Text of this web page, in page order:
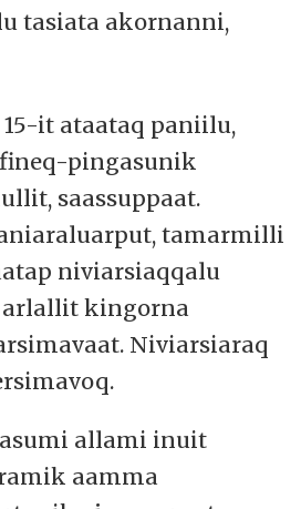
tasiata akornanni,
it ataataq paniilu,
pingasunik
saassuppaat.
tamarmilli
niviarsiaqqalu
kingorna
Niviarsiaraq
allami inuit
aamma